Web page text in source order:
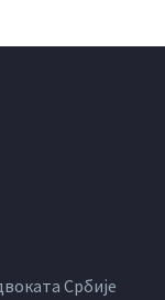
Србије